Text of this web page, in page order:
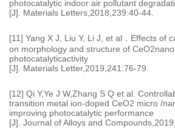
photocatalytic indoor air pollutant
[J]. Materials Letters,2018,239:40-44.
[11] Yang X J, Liu Y, Li J, et al．Effects of
on morphology and structure of
photocatalyticactivity
[J]. Materials Letter,2019,241:76-79.
[12] Qi Y,Ye J W,Zhang S Q et al.
transition metal ion-doped CeO2 micro /
improving photocatalytic performance
[J]. Journal of Alloys and